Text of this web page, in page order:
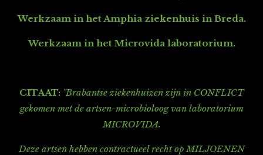
Werkzaam in het Amphia ziekenhuis in Breda.
Werkzaam in het Microvida laboratorium.
CITAAT: "Brabantse ziekenhuizen zijn in CONFLICT
gekomen met de artsen-microbioloog van laboratorium
MICROVIDA.
Deze artsen hebben contractueel recht op MILJOENEN